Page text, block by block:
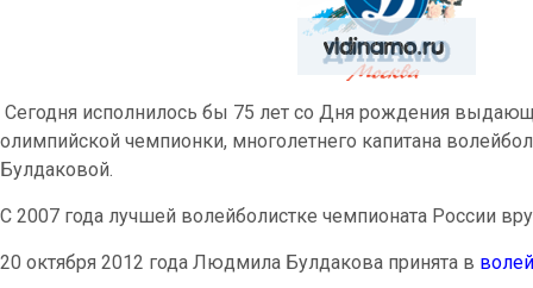
Сегодня исполнилось бы 75 лет со Дня рождения
олимпийской чемпионки, многолетнего капитана
Булдаковой.
С 2007 года лучшей волейболистке чемпионата России
20 октября 2012 года Людмила Булдакова принята в